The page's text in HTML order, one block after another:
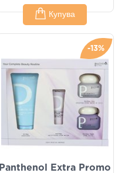
Купува
-13%
Panthenol Extra Promo